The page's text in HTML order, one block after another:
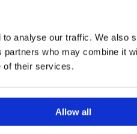
analyse our traffic. We also
who may combine it
of their services.
Allow all
4,9